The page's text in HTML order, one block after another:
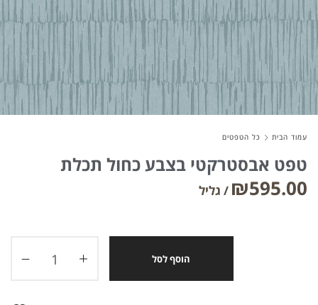
subscription service, Envato
helps creatives like you get
projects done faster.
Privacy Policy
Sitemap
Community
עמוד הבית כל הטפטים
טפט אבסטרקטי בצבע כחול תכלת
₪595.00
הוסף לסל